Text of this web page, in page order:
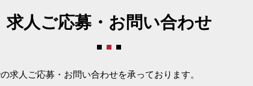
求人ご応募・お問い合わせ
求人ご応募・お問い合わせを承っております。